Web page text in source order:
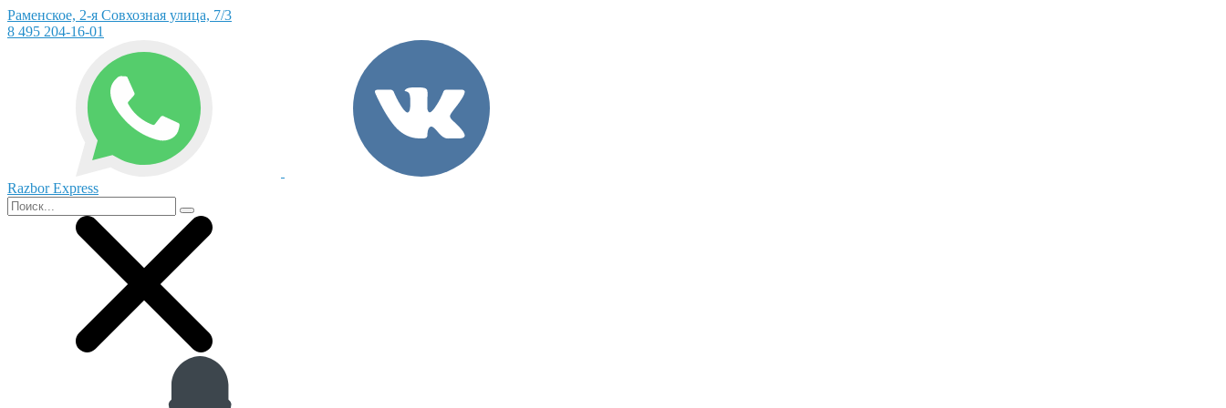
Раменское, 2-я Совхозная улица, 7/3
8 495 204-16-01
Razbor Express